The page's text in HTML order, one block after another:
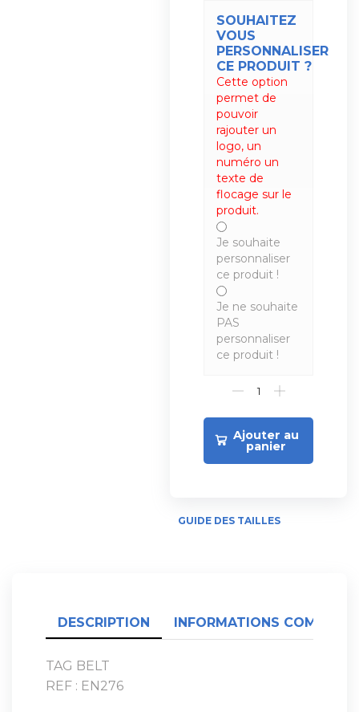
SOUHAITEZ
VOUS
PERSONNALISER
CE PRODUIT ?
Cette option
permet de
pouvoir
rajouter un
logo, un
numéro un
texte de
flocage sur le
produit.
Je souhaite
personnaliser
ce produit !
Je ne souhaite
PAS
personnaliser
ce produit !
Ajouter au
panier
GUIDE DES TAILLES
DESCRIPTION INFORMATIONS
TAG BELT
REF : EN276